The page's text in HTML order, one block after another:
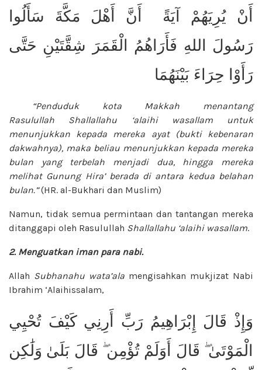
أَنْ يُرِيَهُمْ آيَةً أَنَّ أَهْلَ مَكَّةَ سَأَلُوا
رَسُولَ اللهِ فَأَرَاهُمُ الْقَمَرَ شِقَّتَيْنِ حَتَّى
رَأَوْا حِرَاءَ بَيْنَهُمَا
“Penduduk kota Makkah menantang
Rasulullah Shallallahu ‘alaihi wasallam
untuk
menunjukkan kepada mereka ayat (bukti kebenaran
dakwahnya), maka beliau menunjukkan kepada mereka
bulan yang terbelah menjadi dua, hingga mereka
melihat Gunung Hira’ berada di antara kedua belahan
bulan.”(HR. al-Bukhari dan Muslim)
Namun, tidak semua permintaan dan tantangan mereka
ditanggapi oleh Rasulullah Shallallahu ‘alaihi wasallam.
2. Menguatkan iman para nabi.
Allah Subhanahu wata’ala mengisahkan mukjizat Nabi
Ibrahim ‘Alaihissalam,
وَإِذْ قَالَ إِبْرَاهِيمُ رَبِّ أَرِنِي كَيْفَ تُحْيِي
الْمَوْتَىٰ ۖ قَالَ أَوَلَمْ تُؤْمِن ۖ قَالَ بَلَىٰ وَلَٰكِن